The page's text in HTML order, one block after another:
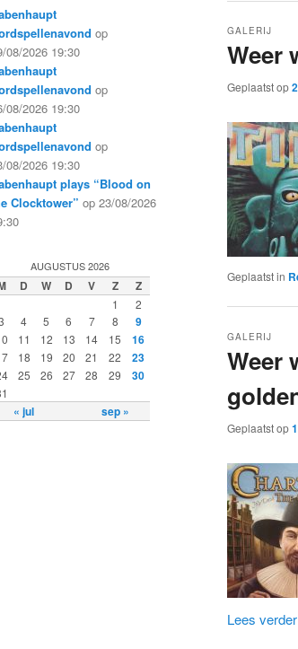
Weer
GALERIJ
Geplaatst op
Geplaatst in
Weer
GALERIJ
Geplaatst op
Lees verder
op
08/2026 19:30
op
08/2026 19:30
op
08/2026 19:30
plays “Blood on
Clocktower” op 23/08/2026
AUGUSTUS 2026
D W D V Z Z
1
2
4 5 6 7 8 9
11 12 13 14 15 16
18 19 20 21 22 23
25 26 27 28 29 30
« jul sep »